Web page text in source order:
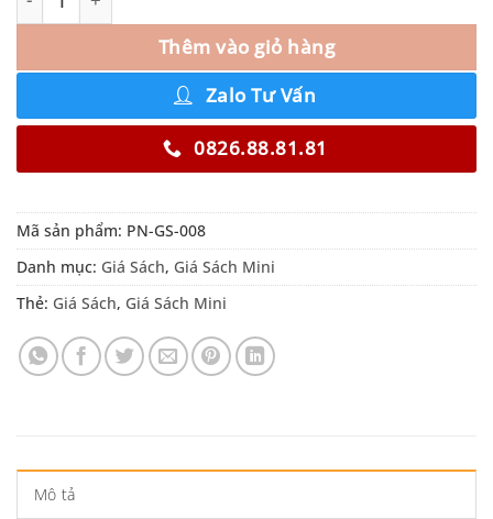
Thêm vào giỏ hàng
Zalo Tư Vấn
0826.88.81.81
Mã sản phẩm: PN-GS-008
Danh mục: Giá Sách, Giá Sách Mini
Thẻ: Giá Sách, Giá Sách Mini
Mô tả